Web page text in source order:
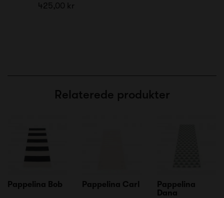
425,00 kr
Relaterede produkter
Pappelina Bob Pappelina Carl
Pappelina
Dana